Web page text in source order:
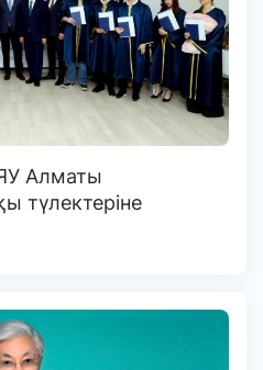
Алматы
түлектеріне